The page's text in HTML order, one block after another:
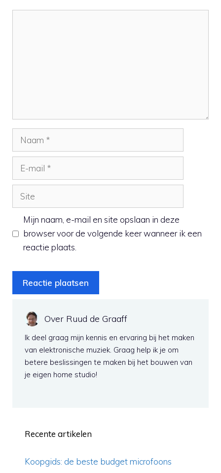
Naam
mail
Site
Mijn naam, e-mail en site opslaan in deze
browser voor de volgende keer wanneer ik een
reactie plaats.
Over Ruud de Graaff
Ik deel graag mijn kennis en ervaring bij het maken
van elektronische muziek. Graag help ik je om
betere beslissingen te maken bij het bouwen van
je eigen home studio!
Recente artikelen
Koopgids: de beste budget microfoons